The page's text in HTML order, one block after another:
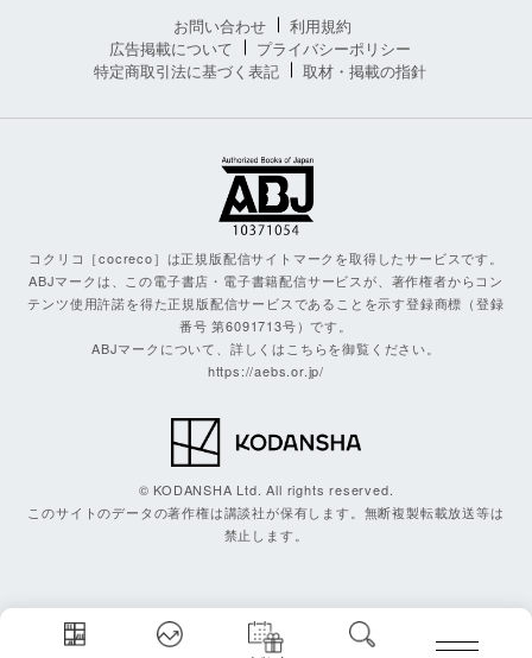
お問い合わせ
利用規約
広告掲載について
プライバシーポリシー
特定商取引法に基づく表記
取材・掲載の指針
コクリコ［cocreco］は正規版配信サイトマークを取得したサービスです。
ABJマークは、この電子書店・電子書籍配信サービスが、著作権者からコン
テンツ使用許諾を得た正規版配信サービスであることを示す登録商標（登録
番号 第6091713号）です。
ABJマークについて、詳しくはこちらを御覧ください。
https://aebs.or.jp/
© KODANSHA Ltd. All rights reserved.
このサイトのデータの著作権は講談社が保有します。無断複製転載放送等は
禁止します。